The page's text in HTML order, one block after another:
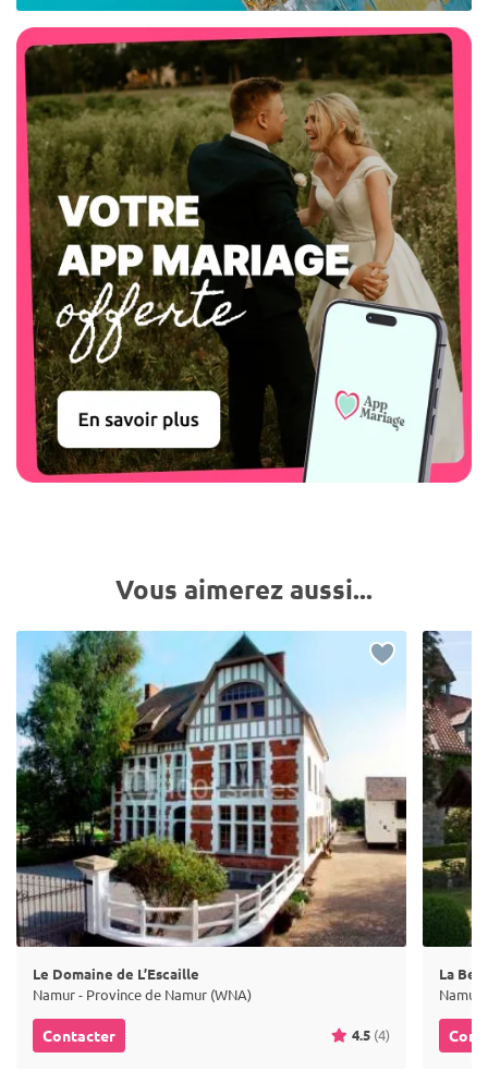
Vous aimerez aussi...
Le Domaine de L’Escaille
Namur - Province de Namur (WNA)
Contacter 4.5 (4)
La
Namur